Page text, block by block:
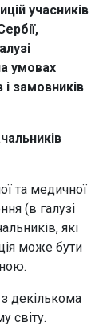
учасників
умовах
і замовників
та медичної
(в галузі
які
може бути
декількома
світу.